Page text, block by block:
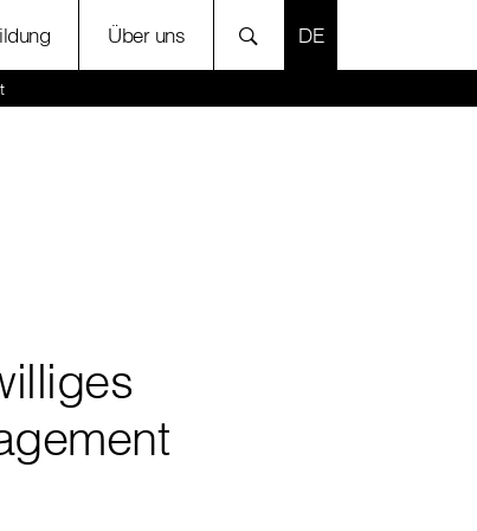
Über uns SPRACHE